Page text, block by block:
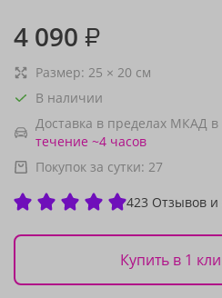
4 090 ₽
Размер: 25 × 20 см
В наличии
Доставка в пределах МКАД в
течение ~4 часов
Покупок за сутки: 27
423 Отзывов и
Купить в 1